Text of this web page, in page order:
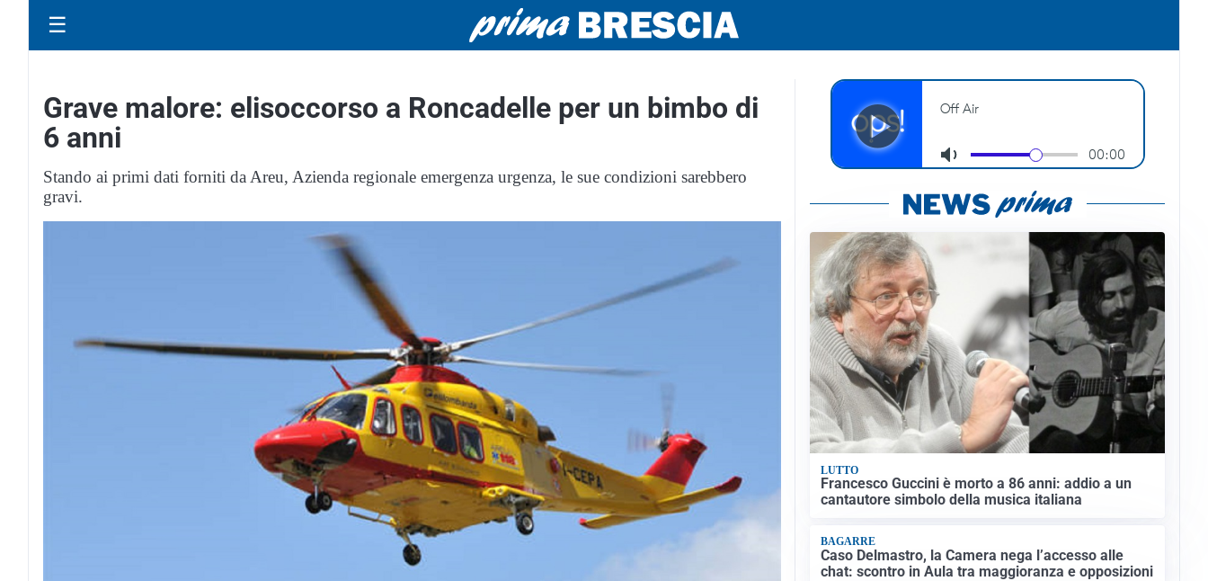
☰
Grave malore: elisoccorso a Roncadelle per un bimbo di
6 anni
Stando ai primi dati forniti da Areu, Azienda regionale emergenza urgenza, le sue condizioni sarebbero
gravi.
LUTTO
Francesco Guccini è morto a 86 anni: addio a un
cantautore simbolo della musica italiana
BAGARRE
Caso Delmastro, la Camera nega l’accesso alle
chat: scontro in Aula tra maggioranza e opposizioni